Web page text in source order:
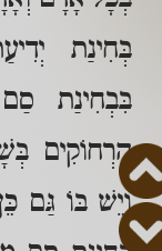
בְּחִינַת
בִּבְחִינַת
הָרְחוֹקִים
וְיֵשׁ בּוֹ גַּם